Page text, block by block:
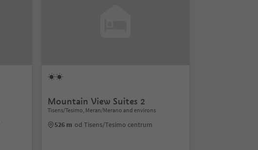
Mountain View Suites 2
Tisens/Tesimo, Meran/Merano and environs
526 m od Tisens/Tesimo centrum